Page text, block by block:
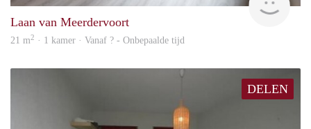
Laan van Meerdervoort
21 m2 · 1 kamer · Vanaf ? - Onbepaalde tijd
DELEN